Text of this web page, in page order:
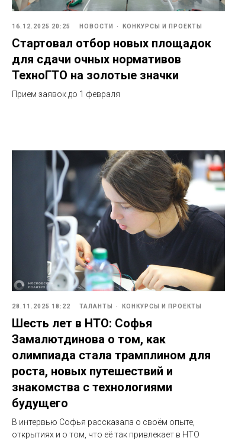
16.12.2025 20:25 НОВОСТИ КОНКУРСЫ И ПРОЕКТЫ
Стартовал отбор новых площадок
для сдачи очных нормативов
ТехноГТО на золотые значки
Прием заявок до 1 февраля
28.11.2025 18:22 ТАЛАНТЫ КОНКУРСЫ И ПРОЕКТЫ
Шесть лет в НТО: Софья
Замалютдинова о том, как
олимпиада стала трамплином для
роста, новых путешествий и
знакомства с технологиями
будущего
В интервью Софья рассказала о своём опыте,
открытиях и о том, что её так привлекает в НТО